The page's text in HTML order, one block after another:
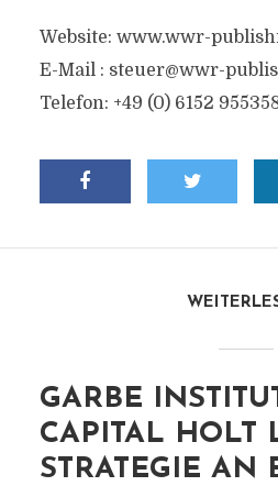
Website: www.wwr-
E-Mail : steuer@wwr-
Telefon: +49 (0) 6152
GARBE
CAPITAL HOLT
STRATEGIE AN